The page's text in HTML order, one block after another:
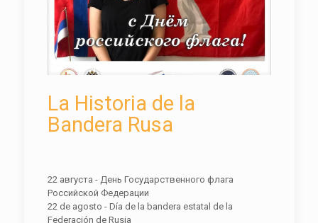
La Historia de la
Bandera Rusa
22 августа - День Государственного флага
Российской Федерации
22 de agosto - Día de la bandera estatal de la
Federación de Rusia